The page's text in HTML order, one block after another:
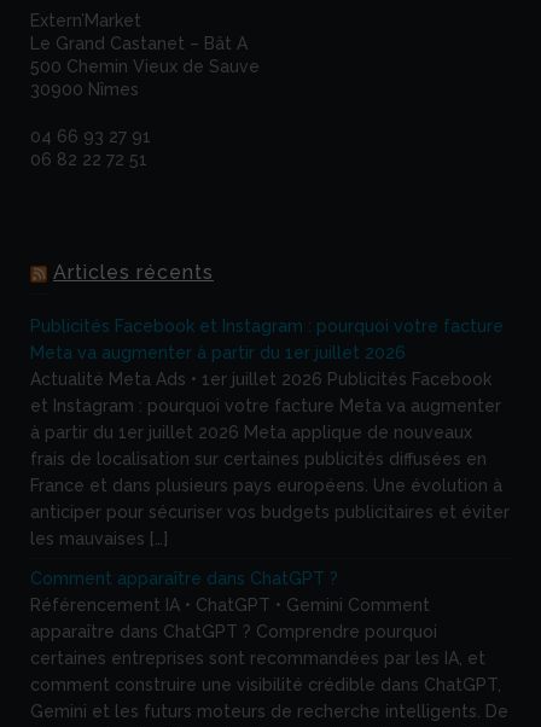
Extern’Market
Le Grand Castanet – Bât A
500 Chemin Vieux de Sauve
30900 Nîmes
04 66 93 27 91
06 82 22 72 51
Articles récents
Publicités Facebook et Instagram : pourquoi votre facture
Meta va augmenter à partir du 1er juillet 2026
Actualité Meta Ads • 1er juillet 2026 Publicités Facebook
et Instagram : pourquoi votre facture Meta va augmenter
à partir du 1er juillet 2026 Meta applique de nouveaux
frais de localisation sur certaines publicités diffusées en
France et dans plusieurs pays européens. Une évolution à
anticiper pour sécuriser vos budgets publicitaires et éviter
les mauvaises […]
Comment apparaître dans ChatGPT ?
Référencement IA • ChatGPT • Gemini Comment
apparaître dans ChatGPT ? Comprendre pourquoi
certaines entreprises sont recommandées par les IA, et
comment construire une visibilité crédible dans ChatGPT,
Gemini et les futurs moteurs de recherche intelligents. De